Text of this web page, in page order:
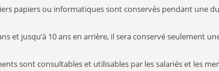
papiers ou informatiques sont conservés pendant une
et jusqu’à 10 ans en arrière, il sera conservé seulement
sont consultables et utilisables par les salariés et les